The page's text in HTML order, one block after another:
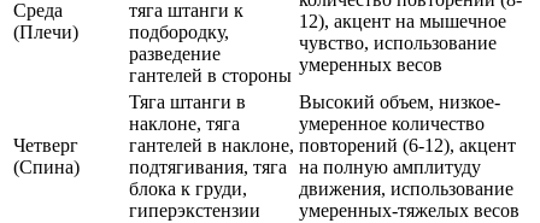
Среда
(Плечи)
тяга штанги к
подбородку,
разведение
гантелей в стороны
12), акцент на мышечное
чувство, использование
умеренных весов
Четверг
(Спина)
Тяга штанги в
наклоне, тяга
гантелей в наклоне,
подтягивания, тяга
блока к груди,
гиперэкстензии
Высокий объем, низкое-
умеренное количество
повторений (6-12), акцент
на полную амплитуду
движения, использование
умеренных-тяжелых весов